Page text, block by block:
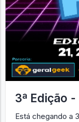
3ª Edição
Está chegando a